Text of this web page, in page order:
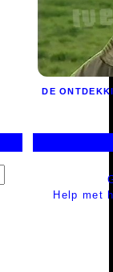
DE
Help met